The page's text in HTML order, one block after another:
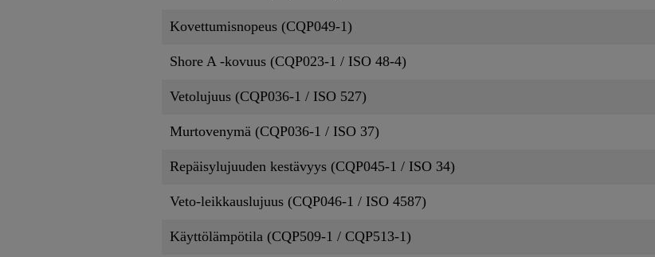
Kovettumisnopeus (CQP049-1)
Shore A -kovuus (CQP023-1 / ISO 48-4)
Vetolujuus (CQP036-1 / ISO 527)
Murtovenymä (CQP036-1 / ISO 37)
Repäisylujuuden kestävyys (CQP045-1 / ISO 34)
Veto-leikkauslujuus (CQP046-1 / ISO 4587)
Käyttölämpötila (CQP509-1 / CQP513-1)